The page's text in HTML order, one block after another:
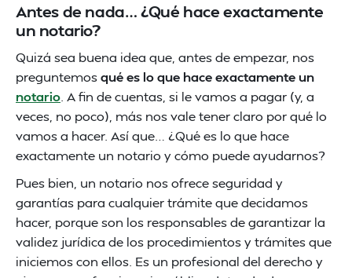
Antes de nada… ¿Qué hace exactamente
un notario?
Quizá sea buena idea que, antes de empezar, nos
preguntemosqué es lo que hace exactamente un
notario. A fin de cuentas, si le vamos a pagar (y, a
veces, no poco), más nos vale tener claro por qué lo
vamos a hacer. Así que… ¿Qué es lo que hace
exactamente un notario y cómo puede ayudarnos?
Pues bien, un notario nos ofrece seguridad y
garantías para cualquier trámite que decidamos
hacer, porque son los responsables de garantizar la
validez jurídica de los procedimientos y trámites que
iniciemos con ellos. Es un profesional del derecho y